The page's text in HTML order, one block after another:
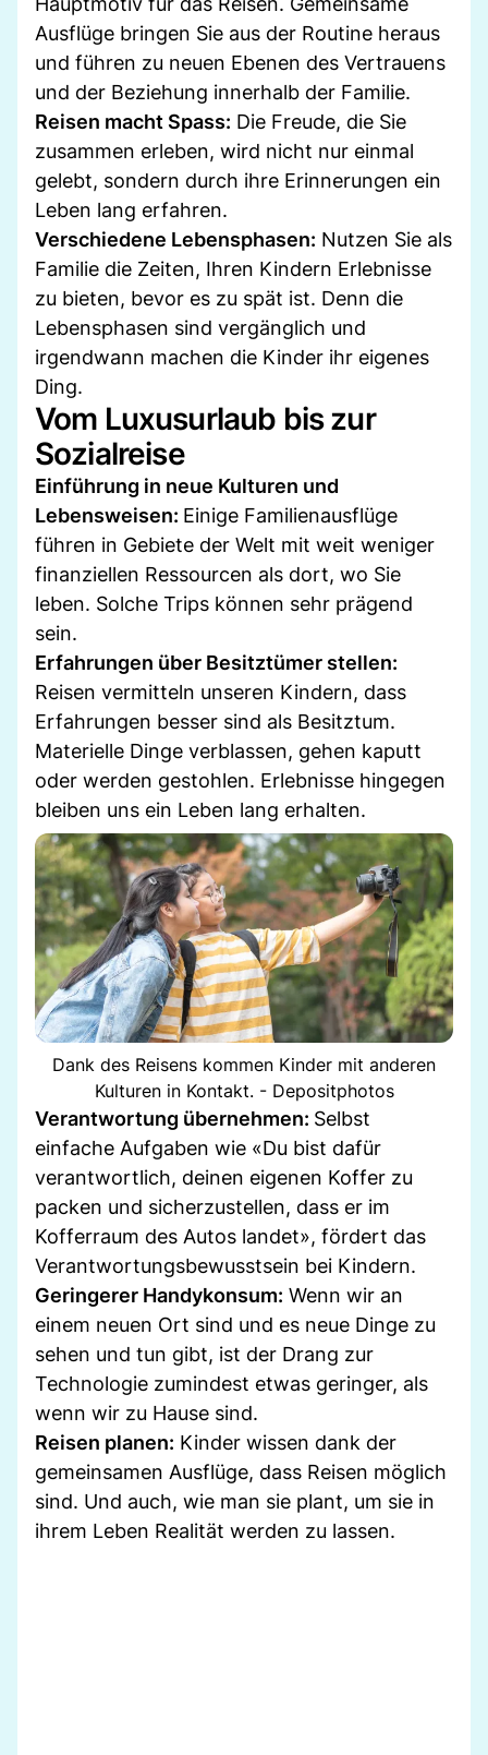
Ausflüge bringen Sie aus der Routine heraus
und führen zu neuen Ebenen des Vertrauens
und der Beziehung innerhalb der Familie.
Reisen macht Spass: Die Freude, die Sie
zusammen erleben, wird nicht nur einmal
gelebt, sondern durch ihre Erinnerungen ein
Leben lang erfahren.
Verschiedene Lebensphasen: Nutzen Sie als
Familie die Zeiten, Ihren Kindern Erlebnisse
zu bieten, bevor es zu spät ist. Denn die
Lebensphasen sind vergänglich und
irgendwann machen die Kinder ihr eigenes
Ding.
Vom Luxusurlaub bis zur
Sozialreise
Einführung in neue Kulturen und
Lebensweisen: Einige Familienausflüge
führen in Gebiete der Welt mit weit weniger
finanziellen Ressourcen als dort, wo Sie
leben. Solche Trips können sehr prägend
sein.
Erfahrungen über Besitztümer stellen:
Reisen vermitteln unseren Kindern, dass
Erfahrungen besser sind als Besitztum.
Materielle Dinge verblassen, gehen kaputt
oder werden gestohlen. Erlebnisse hingegen
bleiben uns ein Leben lang erhalten.
Dank des Reisens kommen Kinder mit anderen
Kulturen in Kontakt. - Depositphotos
Verantwortung übernehmen: Selbst
einfache Aufgaben wie «Du bist dafür
verantwortlich, deinen eigenen Koffer zu
packen und sicherzustellen, dass er im
Kofferraum des Autos landet», fördert das
Verantwortungsbewusstsein bei Kindern.
Geringerer Handykonsum: Wenn wir an
einem neuen Ort sind und es neue Dinge zu
sehen und tun gibt, ist der Drang zur
Technologie zumindest etwas geringer, als
wenn wir zu Hause sind.
Reisen planen: Kinder wissen dank der
gemeinsamen Ausflüge, dass Reisen möglich
sind. Und auch, wie man sie plant, um sie in
ihrem Leben Realität werden zu lassen.